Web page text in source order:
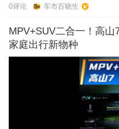
0评论 车市百晓生
MPV+SUV二合一！高山
家庭出行新物种